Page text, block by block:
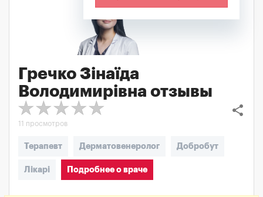
Гречко Зінаїда
Володимирівна отзывы
share
11 просмотров
Терапевт Дерматовенеролог Добробут
Лікарі Подробнее о враче